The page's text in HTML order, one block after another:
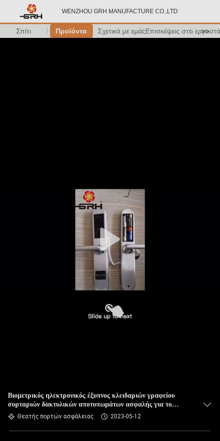
WENZHOU GRH MANUFACTURE CO.,LTD
Σπίτι Προϊόντα Σχετικά με εμάςΕπισκέψεις στο >>
Βιομετρικός ηλεκτρονικός έξυπνος κλειδαριών γραφείου
συρταριών δακτυλικών αποτυπωμάτων ασφαλής για το
ντουλάπι γυμναστικής
Θεατής πορτών ασφάλειας 2023-05-12